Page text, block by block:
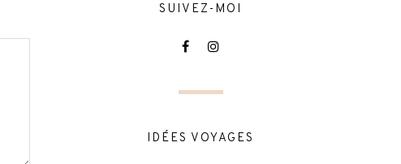
SUIVEZ-MOI
IDÉES VOYAGES